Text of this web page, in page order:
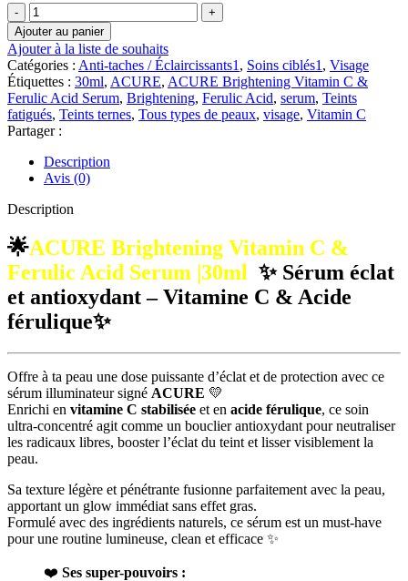
quantité
de
ACURE
Brightening
Vitamin
C
&
Ferulic
Acid
Serum
|30ml
Ajouter au panier
Ajouter à la liste de souhaits
Catégories : Anti-taches / Éclaircissants1 , Soins ciblés1 , Visage
Étiquettes : 30ml, ACURE, ACURE Brightening Vitamin C &
Ferulic Acid Serum, Brightening, Ferulic Acid, serum, Teints
fatigués, Teints ternes, Tous types de peaux, visage, Vitamin C
Partager :
Description
Avis (0)
Description
🌟ACURE Brightening Vitamin C &
Ferulic Acid Serum |30ml ✨ Sérum éclat
et antioxydant – Vitamine C & Acide
férulique✨
Offre à ta peau une dose puissante d’éclat et de protection avec ce
sérum illuminateur signé ACURE 💛
Enrichi en vitamine C stabilisée et en acide férulique, ce soin
ultra-concentré agit comme un bouclier antioxydant pour neutraliser
les radicaux libres, booster l’éclat du teint et lisser visiblement la
peau.
Sa texture légère et pénétrante fusionne parfaitement avec la peau,
apportant un glow immédiat sans effet gras.
Formulé avec des ingrédients naturels, ce sérum est un must-have
pour une routine lumineuse, clean et efficace ✨
❤️ Ses super-pouvoirs :